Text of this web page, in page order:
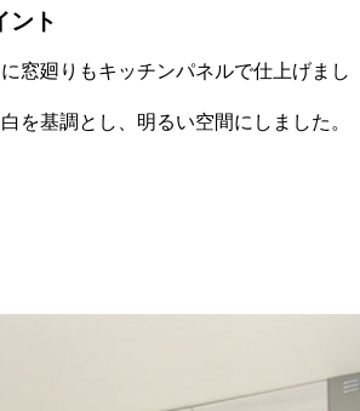
ント
窓廻りもキッチンパネルで仕上げまし
を基調とし、明るい空間にしました。